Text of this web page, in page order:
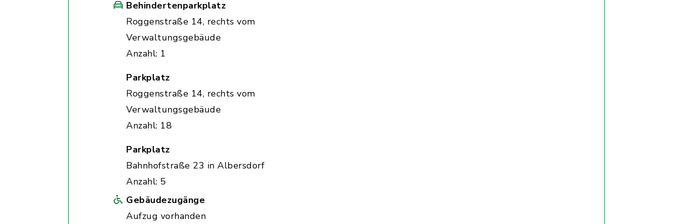
Behindertenparkplatz
Roggenstraße 14, rechts vom
Verwaltungsgebäude
Anzahl: 1
Parkplatz
Roggenstraße 14, rechts vom
Verwaltungsgebäude
Anzahl: 18
Parkplatz
Bahnhofstraße 23 in Albersdorf
Anzahl: 5
Gebäudezugänge
Aufzug vorhanden